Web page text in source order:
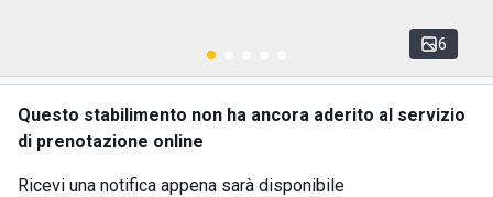
6
Questo stabilimento non ha ancora aderito al servizio
di prenotazione online
Ricevi una notifica appena sarà disponibile